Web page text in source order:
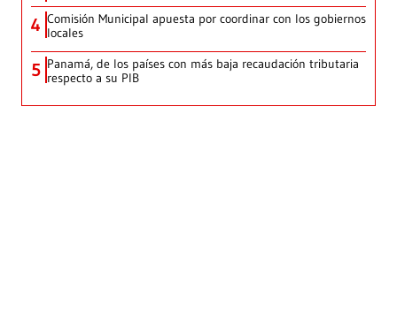
4 Comisión Municipal apuesta por coordinar con los gobiernos
locales
5 Panamá, de los países con más baja recaudación tributaria
respecto a su PIB